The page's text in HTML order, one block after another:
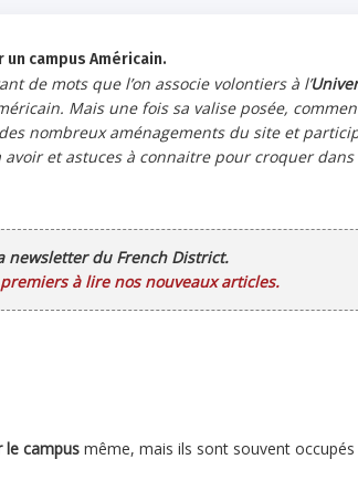
campus Américain.
de mots que l’on associe volontiers à l’
Mais une fois sa valise posée,
nombreux aménagements du site et
et astuces à connaitre pour croquer dans
newsletter du French District.
à lire nos nouveaux articles.
le campus même, mais ils sont souvent occupés